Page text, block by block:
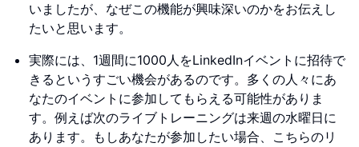
いましたが、なぜこの機能が興味深いのかをお伝えし
たいと思います。
実際には、1週間に1000人をLinkedInイベントに招待で
きるというすごい機会があるのです。多くの人々にあ
なたのイベントに参加してもらえる可能性がありま
す。例えば次のライブトレーニングは来週の水曜日に
あります。もしあなたが参加したい場合、こちらのリ